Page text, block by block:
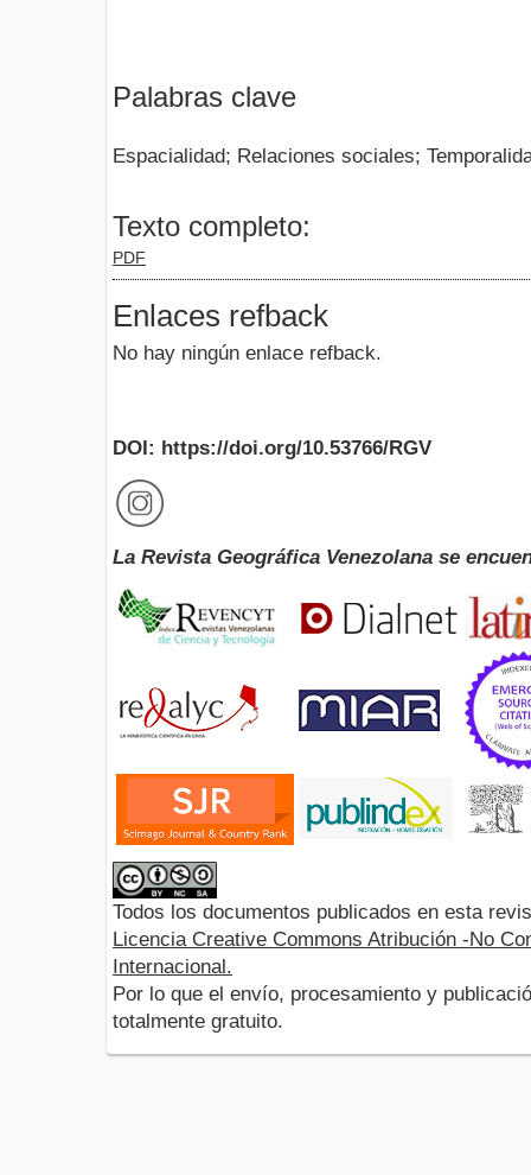
Palabras clave
Espacialidad; Relaciones sociales;
Texto completo:
PDF
Enlaces refback
No hay ningún enlace refback.
DOI: https://doi.org/10.53766/RGV
La Revista Geográfica Venezolana se
Todos los documentos publicados en esta
Licencia Creative Commons Atribución -No
Internacional.
Por lo que el envío, procesamiento y
totalmente gratuito.